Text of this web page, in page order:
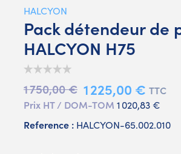
HALCYON
Pack détendeur de
HALCYON H75
1 750,00 € 1 225,00 € TTC
Prix HT / DOM-TOM 1 020,83 €
Reference : HALCYON-65.002.010